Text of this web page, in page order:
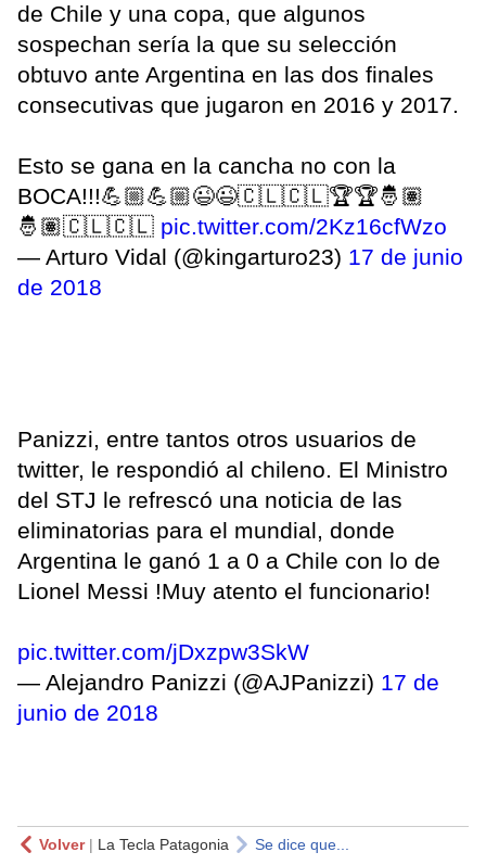
de Chile y una copa, que algunos
sospechan sería la que su selección
obtuvo ante Argentina en las dos finales
consecutivas que jugaron en 2016 y 2017.
Esto se gana en la cancha no con la
BOCA!!!💪🏼💪🏼😉😉🇨🇱🇨🇱🏆🏆🤴🏽
🤴🏽🇨🇱🇨🇱 pic.twitter.com/2Kz16cfWzo
— Arturo Vidal (@kingarturo23) 17 de junio
de 2018
Panizzi, entre tantos otros usuarios de
twitter, le respondió al chileno. El Ministro
del STJ le refrescó una noticia de las
eliminatorias para el mundial, donde
Argentina le ganó 1 a 0 a Chile con lo de
Lionel Messi !Muy atento el funcionario!
pic.twitter.com/jDxzpw3SkW
— Alejandro Panizzi (@AJPanizzi) 17 de
junio de 2018
Volver| La Tecla Patagonia Se dice que...